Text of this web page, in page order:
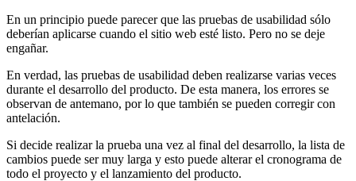
En un principio puede parecer que las pruebas de usabilidad sólo
deberían aplicarse cuando el sitio web esté listo. Pero no se deje
engañar.
En verdad, las pruebas de usabilidad deben realizarse varias veces
durante el desarrollo del producto. De esta manera, los errores se
observan de antemano, por lo que también se pueden corregir con
antelación.
Si decide realizar la prueba una vez al final del desarrollo, la lista de
cambios puede ser muy larga y esto puede alterar el cronograma de
todo el proyecto y el lanzamiento del producto.